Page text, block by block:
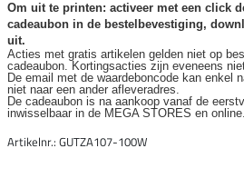
Om uit te printen: activeer met een click
cadeaubon in de bestelbevestiging,
uit.
Acties met gratis artikelen gelden niet op
cadeaubon. Kortingsacties zijn eveneens
De email met de waardeboncode kan enkel
niet naar een ander afleveradres.
De cadeaubon is na aankoop vanaf de
inwisselbaar in de MEGA STORES en online.
Artikelnr.: GUTZA107-100W